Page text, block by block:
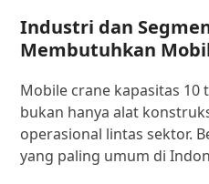
Industri dan
Membutuhkan
Mobile crane kapasitas 10
bukan hanya alat
operasional lintas sektor.
yang paling umum di